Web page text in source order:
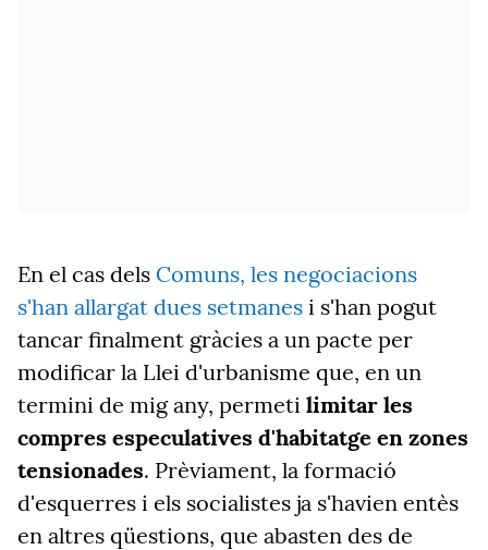
En el cas dels Comuns, les negociacions
s'han allargat dues setmanes i s'han pogut
tancar finalment gràcies a un pacte per
modificar la Llei d'urbanisme que, en un
termini de mig any, permeti limitar les
compres especulatives d'habitatge en zones
tensionades. Prèviament, la formació
d'esquerres i els socialistes ja s'havien entès
en altres qüestions, que abasten des de